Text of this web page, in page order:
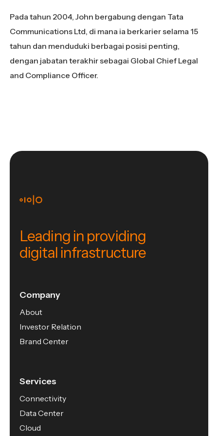
Pada tahun 2004, John bergabung dengan Tata
Communications Ltd, di mana ia berkarier selama 15
tahun dan menduduki berbagai posisi penting,
dengan jabatan terakhir sebagai Global Chief Legal
and Compliance Officer.
Leading in providing
digital infrastructure
Company
About
Investor Relation
Brand Center
Services
Connectivity
Data Center
Cloud